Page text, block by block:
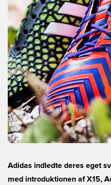
Adidas indledte deres eget
med introduktionen af X15,